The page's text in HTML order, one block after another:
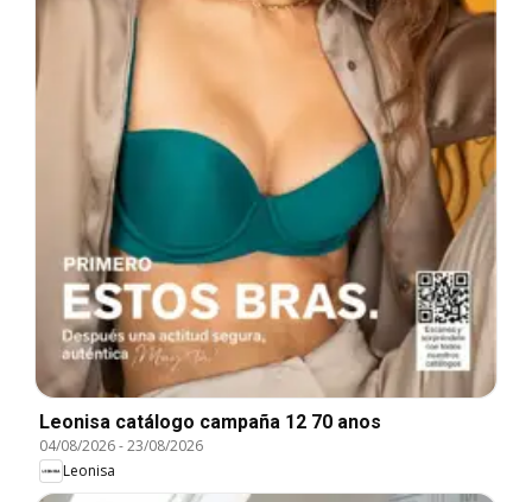
Leonisa catálogo campaña 12 70 anos
04/08/2026-23/08/2026
Leonisa